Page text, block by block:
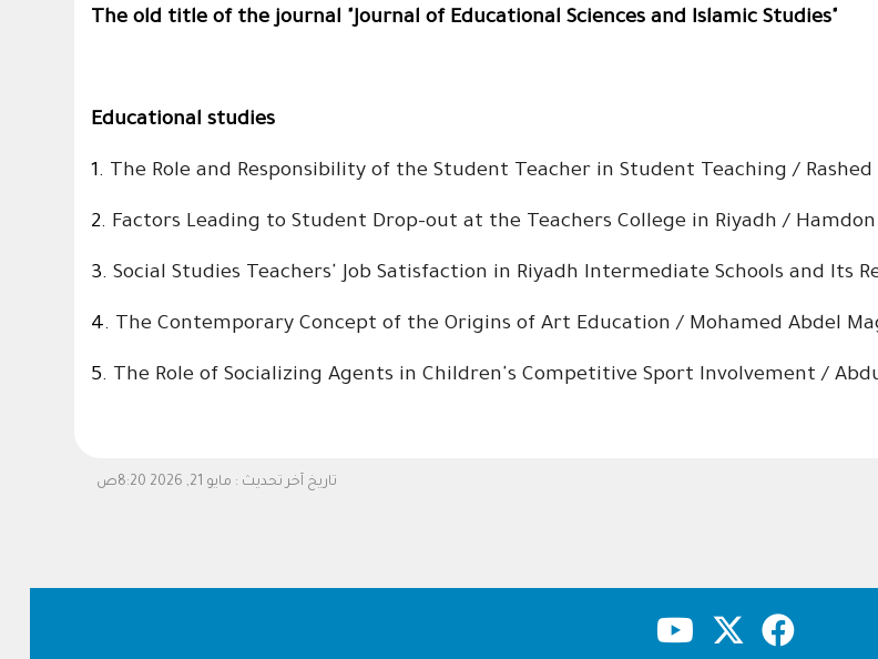
The old title of the journal "Journal of Educational Sciences and Islamic Studies"
Educational studies
1. The Role and Responsibility of the Student Teacher in Student Teaching /
2. Factors Leading to Student Drop-out at the Teachers College in Riyadh /
3.Social Studies Teachers' Job Satisfaction in Riyadh Intermediate Schools and Its
4. The Contemporary Concept of the Origins of Art Education / Mohamed Abdel
5. The Role of Socializing Agents in Children's Competitive Sport Involvement /
تاريخ آخر تحديث : مايو 21, 2026 8:20ص